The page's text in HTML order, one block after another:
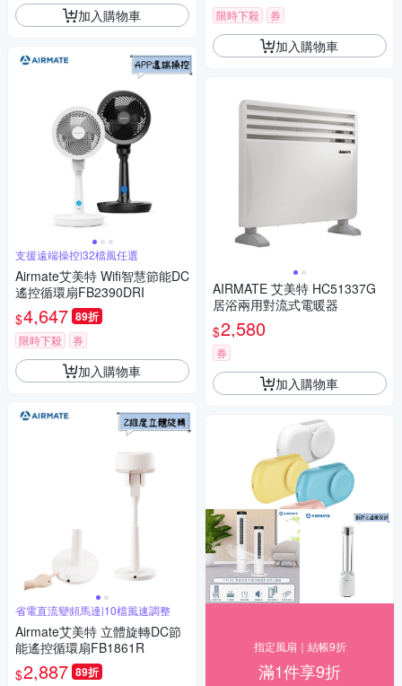
加入購物車
支援遠端操控|32檔風任選
Airmate艾美特 Wifi智慧節能DC
遙控循環扇FB2390DRI
$4,647 89折
限時下殺 券
加入購物車
省電直流變頻馬達|10檔風速調整
Airmate艾美特 立體旋轉DC節
能遙控循環扇FB1861R
$2,887 89折
限時下殺 券
加入購物車
AIRMATE 艾美特 HC51337G
居浴兩用對流式電暖器
$2,580
券
加入購物車
指定風扇｜結帳9折
滿1件享9折